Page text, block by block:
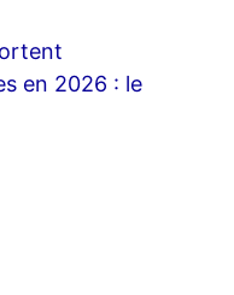
en 2026 : le